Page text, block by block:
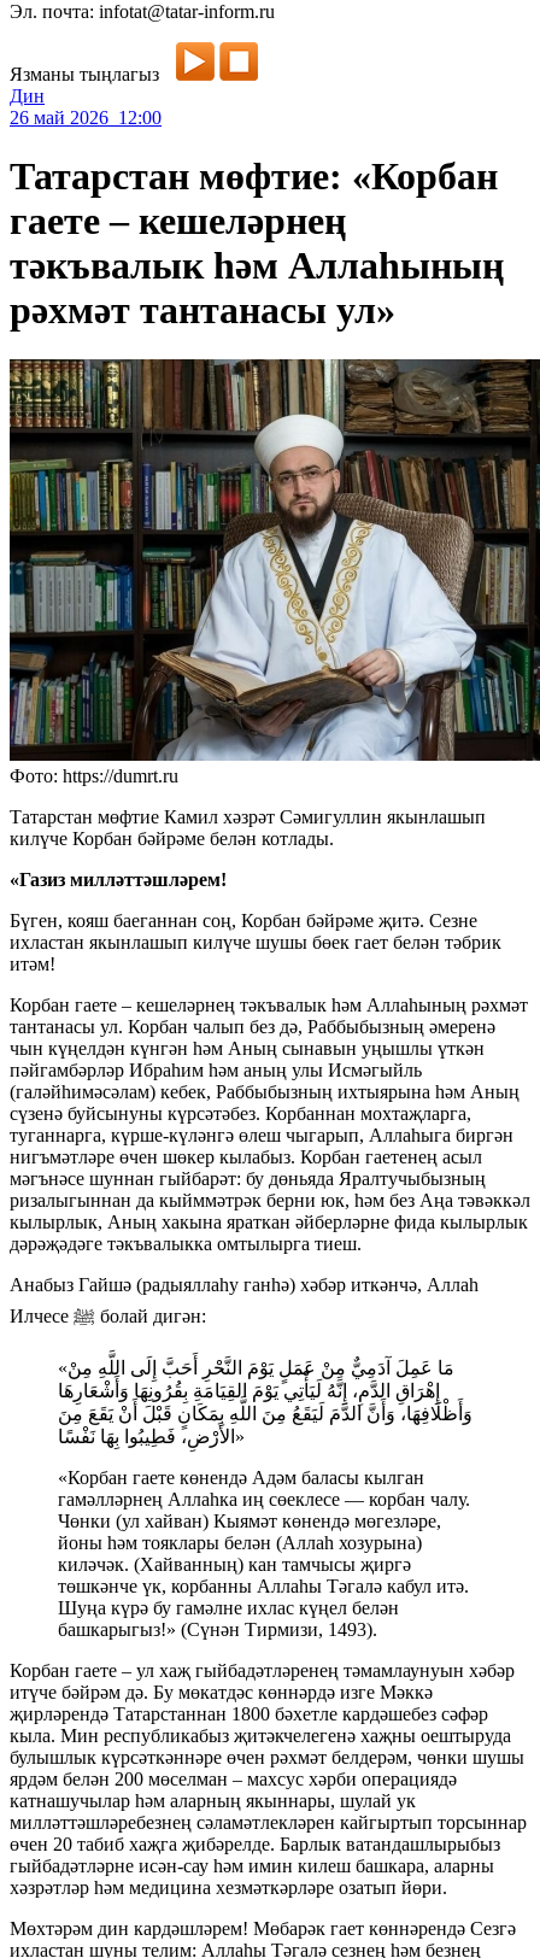
Эл. почта: infotat@tatar-inform.ru
Язманы тыңлагыз
Дин
26 май 2026 12:00
Татарстан мөфтие: «Корбан
гаете – кешеләрнең
тәкъвалык һәм Аллаһының
рәхмәт тантанасы ул»
Фото: https://dumrt.ru
Татарстан мөфтие Камил хәзрәт Сәмигуллин якынлашып
килүче Корбан бәйрәме белән котлады.
«Газиз милләттәшләрем!
Бүген, кояш баеганнан соң, Корбан бәйрәме җитә. Сезне
ихластан якынлашып килүче шушы бөек гает белән тәбрик
итәм!
Корбан гаете – кешеләрнең тәкъвалык һәм Аллаһының рәхмәт
тантанасы ул. Корбан чалып без дә, Раббыбызның әмеренә
чын күңелдән күнгән һәм Аның сынавын уңышлы үткән
пәйгамбәрләр Ибраһим һәм аның улы Исмәгыйль
(галәйһимәсәлам) кебек, Раббыбызның ихтыярына һәм Аның
сүзенә буйсынуны күрсәтәбез. Корбаннан мохтаҗларга,
туганнарга, күрше-күләнгә өлеш чыгарып, Аллаһыга биргән
нигъмәтләре өчен шөкер кылабыз. Корбан гаетенең асыл
мәгънәсе шуннан гыйбарәт: бу дөньяда Яралтучыбызның
ризалыгыннан да кыйммәтрәк берни юк, һәм без Аңа тәвәккәл
кылырлык, Аның хакына яраткан әйберләрне фида кылырлык
дәрәҗәдәге тәкъвалыкка омтылырга тиеш.
Анабыз Гайшә (радыяллаһу ганһә) хәбәр иткәнчә, Аллаһ
Илчесе ﷺ болай дигән:
«مَا ‌عَمِلَ ‌آدَمِيٌّ ‌مِنْ ‌عَمَلٍ ‌يَوْمَ ‌النَّحْرِ أَحَبَّ إِلَى اللَّهِ مِنْ
إِهْرَاقِ الدَّمِ، إِنَّهُ لَيَأْتِي يَوْمَ القِيَامَةِ بِقُرُونِهَا وَأَشْعَارِهَا
وَأَظْلَافِهَا، وَأَنَّ الدَّمَ لَيَقَعُ مِنَ اللَّهِ بِمَكَانٍ قَبْلَ أَنْ يَقَعَ مِنَ
الأَرْضِ، فَطِيبُوا بِهَا نَفْسًا»
«Корбан гаете көнендә Адәм баласы кылган
гамәлләрнең Аллаһка иң сөеклесе — корбан чалу.
Чөнки (ул хайван) Кыямәт көнендә мөгезләре,
йоны һәм тояклары белән (Аллаһ хозурына)
киләчәк. (Хайванның) кан тамчысы җиргә
төшкәнче үк, корбанны Аллаһы Тәгалә кабул итә.
Шуңа күрә бу гамәлне ихлас күңел белән
башкарыгыз!» (Сүнән Тирмизи, 1493).
Корбан гаете – ул хаҗ гыйбадәтләренең тәмамлаунуын хәбәр
итүче бәйрәм дә. Бу мөкатдәс көннәрдә изге Мәккә
җирләрендә Татарстаннан 1800 бәхетле кардәшебез сәфәр
кыла. Мин республикабыз җитәкчелегенә хаҗны оештыруда
булышлык күрсәткәннәре өчен рәхмәт белдерәм, чөнки шушы
ярдәм белән 200 мөселман – махсус хәрби операциядә
катнашучылар һәм аларның якыннары, шулай ук
милләттәшләребезнең сәламәтлекләрен кайгыртып торсыннар
өчен 20 табиб хаҗга җибәрелде. Барлык ватандашлырыбыз
гыйбадәтләрне исән-сау һәм имин килеш башкара, аларны
хәзрәтләр һәм медицина хезмәткәрләре озатып йөри.
Мөхтәрәм дин кардәшләрем! Мөбарәк гает көннәрендә Сезгә
ихластан шуны телим: Аллаһы Тəгалə сезнең һәм безнең